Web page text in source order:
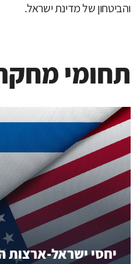
והביטחון של מדינת ישראל.
תחומי
יחסי ישראל-ארצות